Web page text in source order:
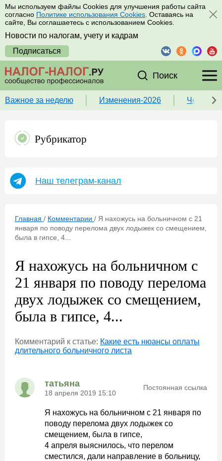
Мы используем файлы Cookies для улучшения работы сайта
согласно Политике использования Cookies . Оставаясь на
сайте, Вы соглашаетесь с использованием Cookies.
Новости по налогам, учету и кадрам
Подписаться
Поиск
Важное за неделю Изменения-2026 Чек-
Рубрикатор
Наш телеграм-канал
Главная / Комментарии / Я нахожусь на больничном с 21
января по поводу перелома двух лодыжек со смещением,
была в гипсе, 4...
Я нахожусь на больничном с
21 января по поводу перелома
двух лодыжек со смещением,
была в гипсе, 4...
Комментарий к статье: Какие есть нюансы оплаты
длительного больничного листа
татьяна
18 апреля 2019 15:10
Постоянная ссылка
Я нахожусь на больничном с 21 января по
поводу перелома двух лодыжек со
смещением, была в гипсе,
4 апреля выяснилось, что перелом
сместился, дали направление в больницу,